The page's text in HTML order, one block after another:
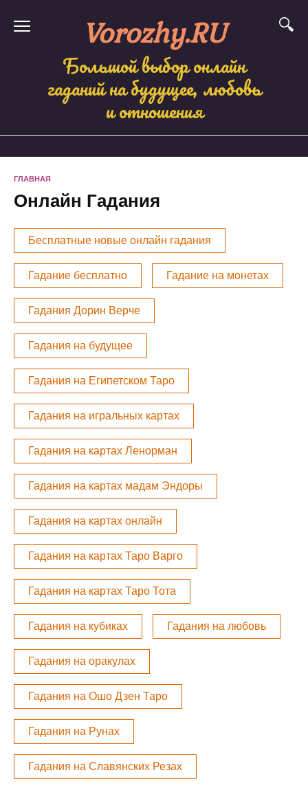
Vorozhy.RU
Большой выбор онлайн
гаданий на будущее, любовь
и отношения
ГЛАВНАЯ
Онлайн Гадания
Бесплатные новые онлайн гадания
Гадание бесплатно Гадание на монетах
Гадания Дорин Верче
Гадания на будущее
Гадания на Египетском Таро
Гадания на игральных картах
Гадания на картах Ленорман
Гадания на картах мадам Эндоры
Гадания на картах онлайн
Гадания на картах Таро Варго
Гадания на картах Таро Тота
Гадания на кубиках Гадания на любовь
Гадания на оракулах
Гадания на Ошо Дзен Таро
Гадания на Рунах
Гадания на Славянских Резах